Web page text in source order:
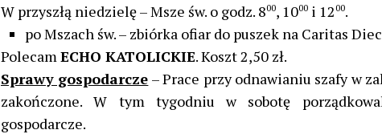
W przyszłą niedzielę – Msze św. o godz. 800, 1000 i 12 00.
po Mszach św. – zbiórka ofiar do puszek na Caritas
PolecamECHO KATOLICKIE. Koszt 2,50 zł.
Sprawy gospodarcze – Prace przy odnawianiu szafy w
zakończone. W tym tygodniu w sobotę
gospodarcze.